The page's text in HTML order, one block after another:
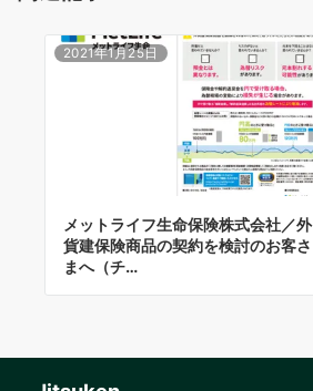
2021年1月25日
メットライフ生命保険株式会社／外
貨建保険商品の契約を検討のお客さ
まへ（チ…